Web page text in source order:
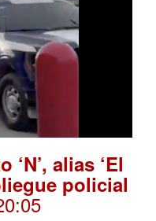
alias ‘El
policial